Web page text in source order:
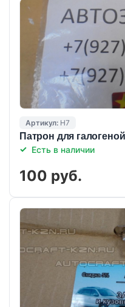
Артикул: Н7
Патрон для
Есть в наличии
100 руб.